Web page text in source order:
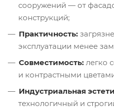
сооружений — от
конструкций;
Практичность:
эксплуатации менее
Совместимость: легко
и контрастными
Индустриальная
технологичный и